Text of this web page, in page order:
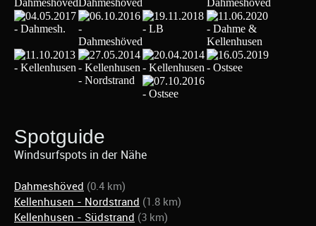
Spotguide
Windsurfspots in der Nähe
Dahmeshöved (0.4 km)
Kellenhusen - Nordstrand (1.8 km)
Kellenhusen - Südstrand (3 km)